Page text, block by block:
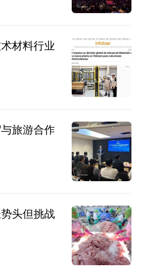
材料行业
旅游合作
头但挑战